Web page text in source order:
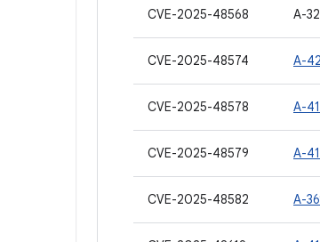
CVE-2025-48568 A-
CVE-2025-48574 A-
CVE-2025-48578 A-
CVE-2025-48579 A-
CVE-2025-48582 A-